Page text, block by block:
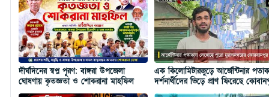
দীর্ঘদিনের স্বপ্ন পূরণ: বাঙ্গরা উপজেলা
ঘোষণায় কৃতজ্ঞতা ও শোকরানা মাহফিল
এক কিলোমিটারজুড়ে আর্জেন্টিনার
দর্শনার্থীদের ভিড়ে প্রাণ ফিরেছে
বাজার